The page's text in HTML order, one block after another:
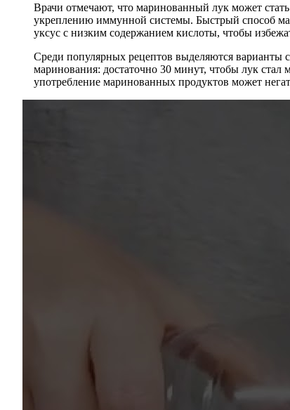
Врачи отмечают, что маринованный лук может
укреплению иммунной системы. Быстрый способ
уксус с низким содержанием кислоты, чтобы
Среди популярных рецептов выделяются варианты
маринования: достаточно 30 минут, чтобы лук
употребление маринованных продуктов может